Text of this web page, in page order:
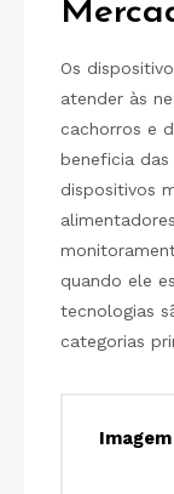
Os
atender às
cachorros e
beneficia
dispositivos
quando ele
tecnologias
categorias
Imagem